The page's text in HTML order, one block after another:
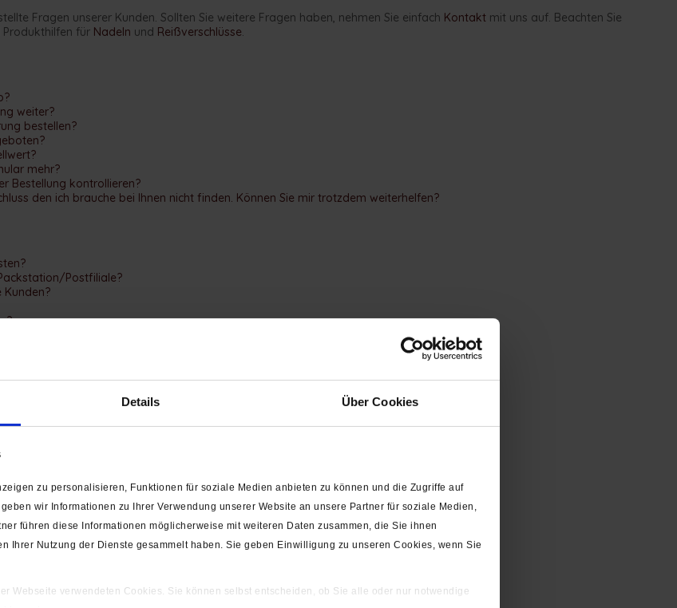
Details Über Cookies
zu personalisieren, Funktionen für soziale Medien anbieten zu können und die Zugriffe auf
wir Informationen zu Ihrer Verwendung unserer Website an unsere Partner für soziale Medien,
führen diese Informationen möglicherweise mit weiteren Daten zusammen, die Sie ihnen
Ihrer Nutzung der Dienste gesammelt haben. Sie geben Einwilligung zu unseren Cookies, wenn Sie
Webseite verwendeten Cookies. Sie können selbst entscheiden, ob Sie alle oder nur notwendige
Fragen unserer Kunden. Sollten Sie weitere Fragen haben, nehmen Sie einfach Kontakt mit uns auf. Beachten Sie
Produkthilfen für Nadeln und Reißverschlüsse.
weiter?
bestellen?
mehr?
Bestellung kontrollieren?
den ich brauche bei Ihnen nicht finden. Können Sie mir trotzdem weiterhelfen?
Postfiliale?
Kunden?
eine Registrierung?
was nun?